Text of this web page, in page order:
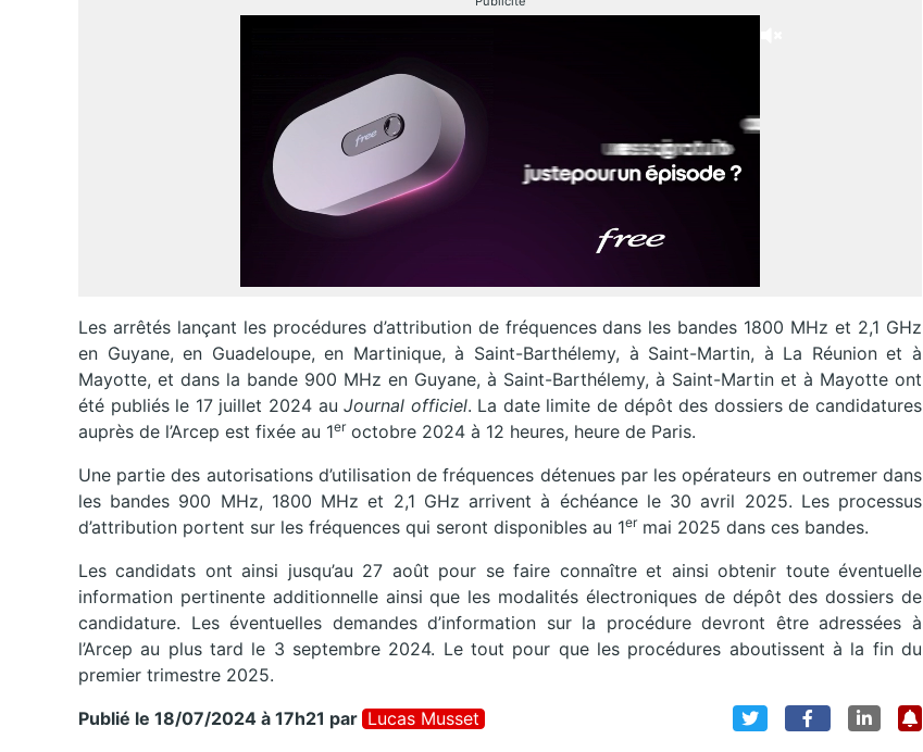
Les arrêtés lançant les procédures d’attribution de fréquences dans les bandes 1800 MHz et 2,1 GHz
en Guyane, en Guadeloupe, en Martinique, à Saint-Barthélemy, à Saint-Martin, à La Réunion et à
Mayotte, et dans la bande 900 MHz en Guyane, à Saint-Barthélemy, à Saint-Martin et à Mayotte ont
été publiés le 17 juillet 2024 auJournal officiel. La date limite de dépôt des dossiers de candidatures
auprès de l’Arcep est fixée au 1eroctobre 2024 à 12 heures, heure de Paris.
Une partie des autorisations d’utilisation de fréquences détenues par les opérateurs en outremer dans
les bandes 900 MHz, 1800 MHz et 2,1 GHz arrivent à échéance le 30 avril 2025. Les processus
d’attribution portent sur les fréquences qui seront disponibles au 1ermai 2025 dans ces bandes.
Les candidats ont ainsi jusqu’au 27 août pour se faire connaître et ainsi obtenir toute éventuelle
information pertinente additionnelle ainsi que les modalités électroniques de dépôt des dossiers de
candidature. Les éventuelles demandes d’information sur la procédure devront être adressées à
l’Arcep au plus tard le 3 septembre 2024. Le tout pour que les procédures aboutissent à la fin du
premier trimestre 2025.
Publié le 18/07/2024 à 17h21 par Lucas Musset